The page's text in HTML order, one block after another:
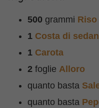
500 grammi
1 Costa di
1 Carota
2 foglie Alloro
quanto basta
quanto basta